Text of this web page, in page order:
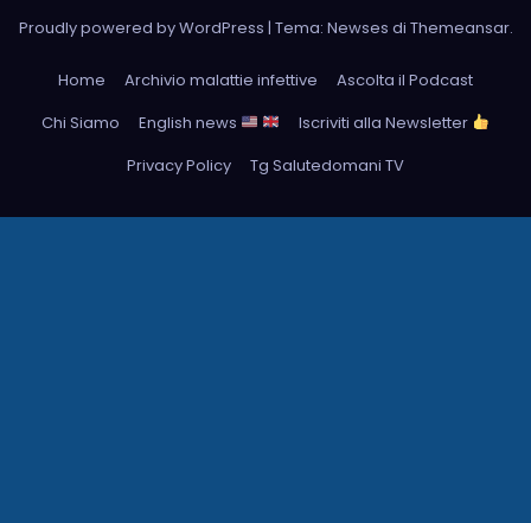
Proudly powered by WordPress | Tema: Newses di Themeansar.
Home Archivio malattie infettive
Ascolta il Podcast
Chi Siamo
English news
Iscriviti alla Newsletter
Privacy Policy
Tg Salutedomani TV